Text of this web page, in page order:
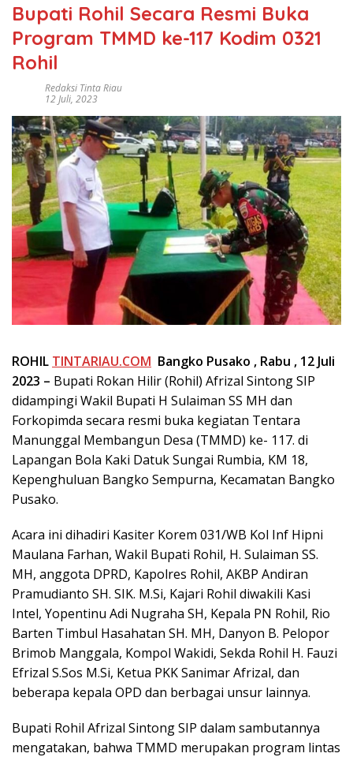
Bupati Rohil Secara Resmi Buka
Program TMMD ke-117 Kodim 0321
Rohil
Redaksi Tinta Riau
12 Juli, 2023
ROHIL TINTARIAU.COM Bangko Pusako , Rabu , 12 Juli
2023 – Bupati Rokan Hilir (Rohil) Afrizal Sintong SIP
didampingi Wakil Bupati H Sulaiman SS MH dan
Forkopimda secara resmi buka kegiatan Tentara
Manunggal Membangun Desa (TMMD) ke- 117. di
Lapangan Bola Kaki Datuk Sungai Rumbia, KM 18,
Kepenghuluan Bangko Sempurna, Kecamatan Bangko
Pusako.
Acara ini dihadiri Kasiter Korem 031/WB Kol Inf Hipni
Maulana Farhan, Wakil Bupati Rohil, H. Sulaiman SS.
MH, anggota DPRD, Kapolres Rohil, AKBP Andiran
Pramudianto SH. SIK. M.Si, Kajari Rohil diwakili Kasi
Intel, Yopentinu Adi Nugraha SH, Kepala PN Rohil, Rio
Barten Timbul Hasahatan SH. MH, Danyon B. Pelopor
Brimob Manggala, Kompol Wakidi, Sekda Rohil H. Fauzi
Efrizal S.Sos M.Si, Ketua PKK Sanimar Afrizal, dan
beberapa kepala OPD dan berbagai unsur lainnya.
Bupati Rohil Afrizal Sintong SIP dalam sambutannya
mengatakan, bahwa TMMD merupakan program lintas